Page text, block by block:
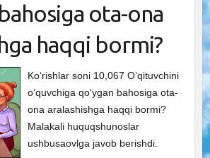
ota-ona
haqqi bormi?
Ko‘rishlar soni 10,067 O‘qituvchini
o‘quvchiga qo‘ygan bahosiga ota-
ona aralashishga haqqi bormi?
Malakali huquqshunoslar
ushbusaovlga javob berishdi.